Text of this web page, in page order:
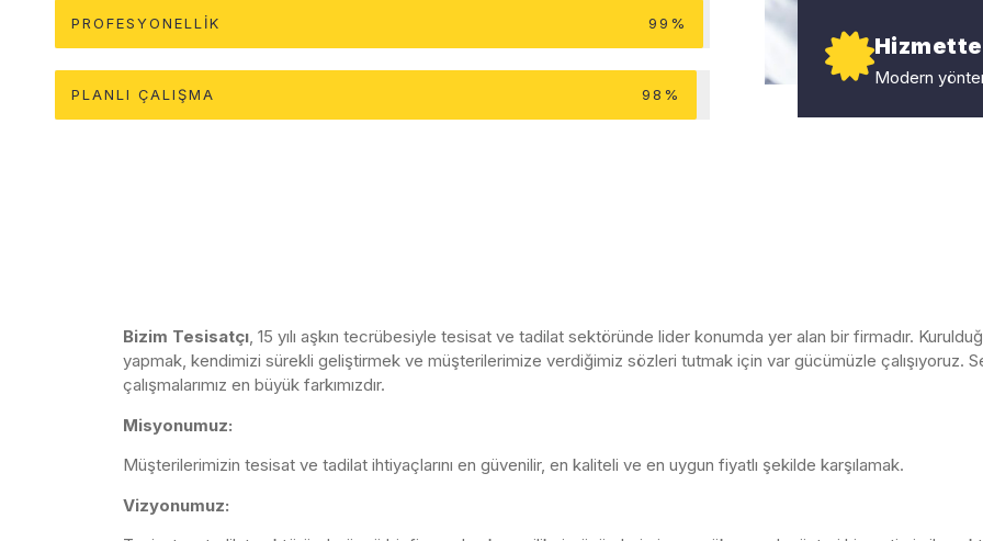
PROFESYONELLİK 99%
PLANLI ÇALIŞMA 98%
Modern
Bizim Tesisatçı, 15 yılı aşkın tecrübesiyle tesisat ve tadilat sektöründe lider konumda yer alan bir firmadır.
yapmak, kendimizi sürekli geliştirmek ve müşterilerimize verdiğimiz sözleri tutmak için var gücümüzle çalışıyoruz.
çalışmalarımız en büyük farkımızdır.
Misyonumuz:
Müşterilerimizin tesisat ve tadilat ihtiyaçlarını en güvenilir, en kaliteli ve en uygun fiyatlı şekilde karşılamak.
Vizyonumuz: